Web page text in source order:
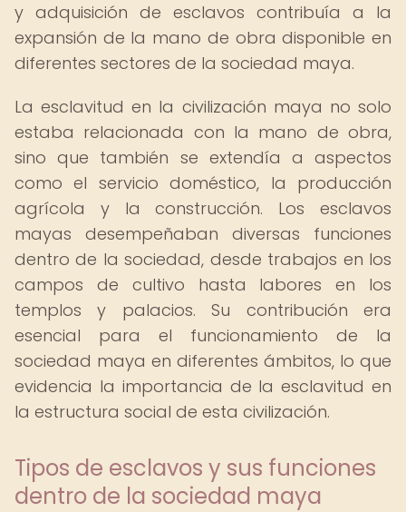
y adquisición de esclavos contribuía a la
expansión de la mano de obra disponible en
diferentes sectores de la sociedad maya.
La esclavitud en la civilización maya no solo
estaba relacionada con la mano de obra,
sino que también se extendía a aspectos
como el servicio doméstico, la producción
agrícola y la construcción. Los esclavos
mayas desempeñaban diversas funciones
dentro de la sociedad, desde trabajos en los
campos de cultivo hasta labores en los
templos y palacios. Su contribución era
esencial para el funcionamiento de la
sociedad maya en diferentes ámbitos, lo que
evidencia la importancia de la esclavitud en
la estructura social de esta civilización.
Tipos de esclavos y sus funciones
dentro de la sociedad maya